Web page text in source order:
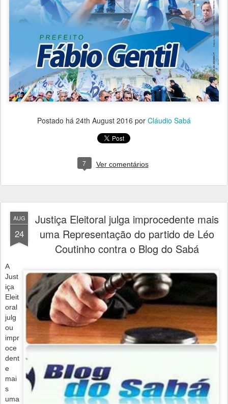
Postado há 24th August 2016 por Cláudio Sabá
7 Ver comentários
AUG
24
Justiça Eleitoral julga improcedente mais
uma Representação do partido de Léo
Coutinho contra o Blog do Sabá
A
Just
iça
Eleit
oral
julg
ou
impr
oce
dent
e
mai
s
uma